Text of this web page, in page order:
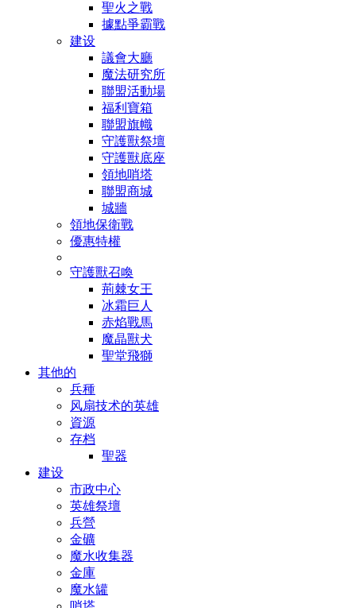
聖火之戰
據點爭霸戰
建设
議會大廳
魔法研究所
聯盟活動場
福利寶箱
聯盟旗幟
守護獸祭壇
守護獸底座
領地哨塔
聯盟商城
城牆
領地保衛戰
優惠特權
守護獸召喚
荊棘女王
冰霜巨人
赤焰戰馬
魔晶獸犬
聖堂飛獅
其他的
兵種
风扇技术的英雄
資源
存档
聖器
建设
市政中心
英雄祭壇
兵營
金礦
魔水收集器
金庫
魔水罐